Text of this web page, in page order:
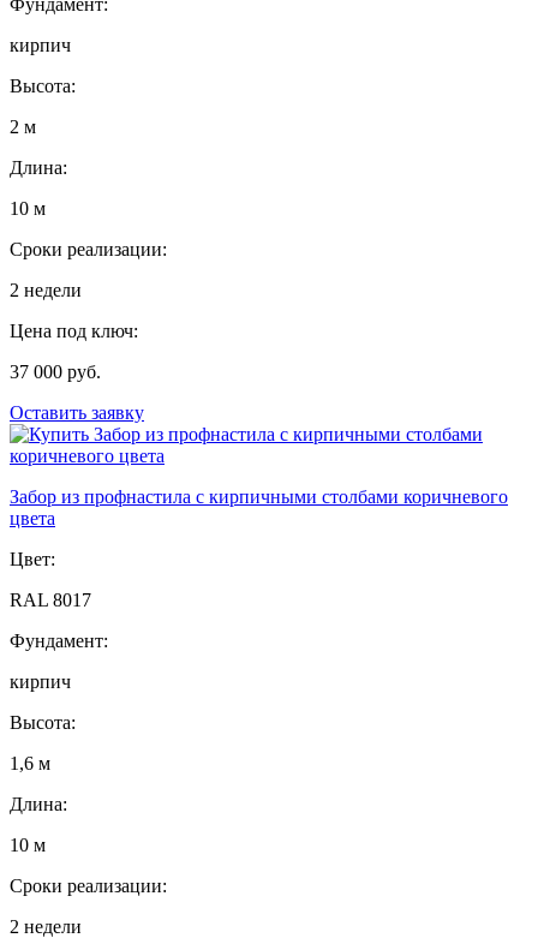
кирпич
Высота:
2 м
Длина:
10 м
Сроки реализации:
2 недели
Цена под ключ:
37 000 руб.
Оставить заявку
Забор из профнастила с кирпичными столбами коричневого
цвета
Цвет:
RAL 8017
Фундамент:
кирпич
Высота:
1,6 м
Длина:
10 м
Сроки реализации:
2 недели